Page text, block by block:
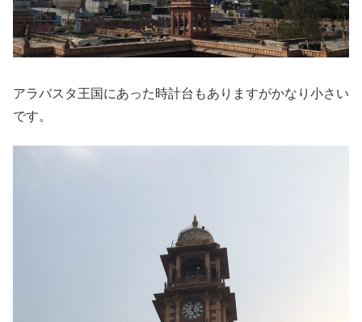
アラバスタ王国にあった時計台もありますがかなり小さい
です。